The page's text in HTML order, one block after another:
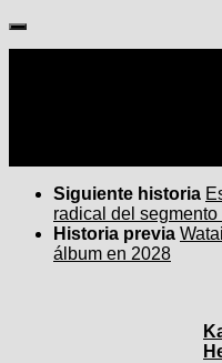
Siguiente historia
radical del
Historia previa
álbum en 2028